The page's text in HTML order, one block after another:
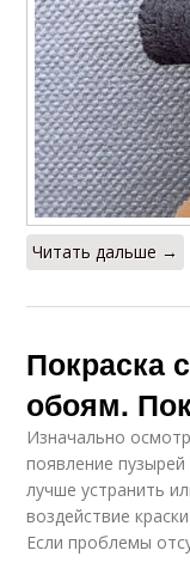
Читать дальше →
Покраска
обоям.
Изначально
появление
лучше устранить
воздействие
Если проблемы